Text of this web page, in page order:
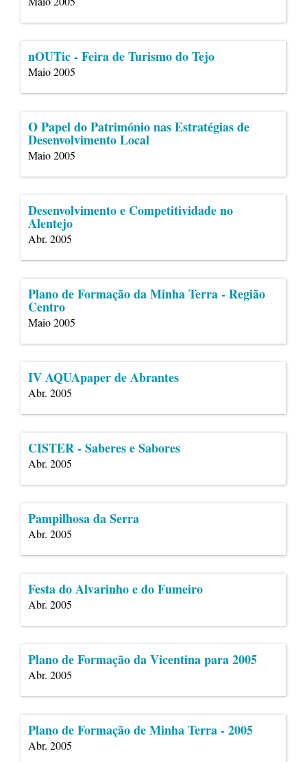
nOUTic - Feira de Turismo do Tejo
Maio 2005
O Papel do Património nas Estratégias de
Desenvolvimento Local
Maio 2005
Desenvolvimento e Competitividade no
Alentejo
Abr. 2005
Plano de Formação da Minha Terra - Região
Centro
Maio 2005
IV AQUApaper de Abrantes
Abr. 2005
CISTER - Saberes e Sabores
Abr. 2005
Pampilhosa da Serra
Abr. 2005
Festa do Alvarinho e do Fumeiro
Abr. 2005
Plano de Formação da Vicentina para 2005
Abr. 2005
Plano de Formação de Minha Terra - 2005
Abr. 2005